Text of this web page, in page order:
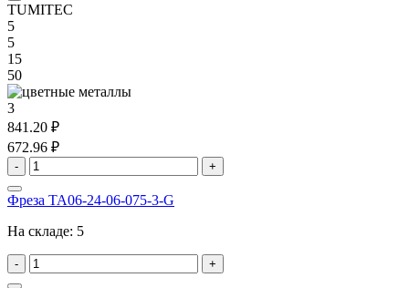
TUMITEC
5
5
15
50
3
841.20 ₽
672.96 ₽
- +
Фреза TA06-24-06-075-3-G
На складе: 5
- +